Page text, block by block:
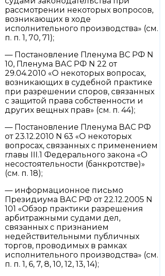
рассмотрении некоторых вопросов,
возникающих в ходе
исполнительного производства» (см.
п. п. 1, 70, 71);
— Постановление Пленума ВС РФ N
10, Пленума ВАС РФ N 22 от
29.04.2010 «О некоторых вопросах,
возникающих в судебной практике
при разрешении споров, связанных
с защитой права собственности и
других вещных прав» (см. п. 44);
— Постановление Пленума ВАС РФ
от 23.12.2010 N 63 «О некоторых
вопросах, связанных с применением
главы III.1 Федерального закона «О
несостоятельности (банкротстве)»
(см. п. 18);
— информационное письмо
Президиума ВАС РФ от 22.12.2005 N
101 «Обзор практики разрешения
арбитражными судами дел,
связанных с признанием
недействительными публичных
торгов, проводимых в рамках
исполнительного производства» (см.
п. п. 1, 6, 7, 8, 10, 12, 13, 14);